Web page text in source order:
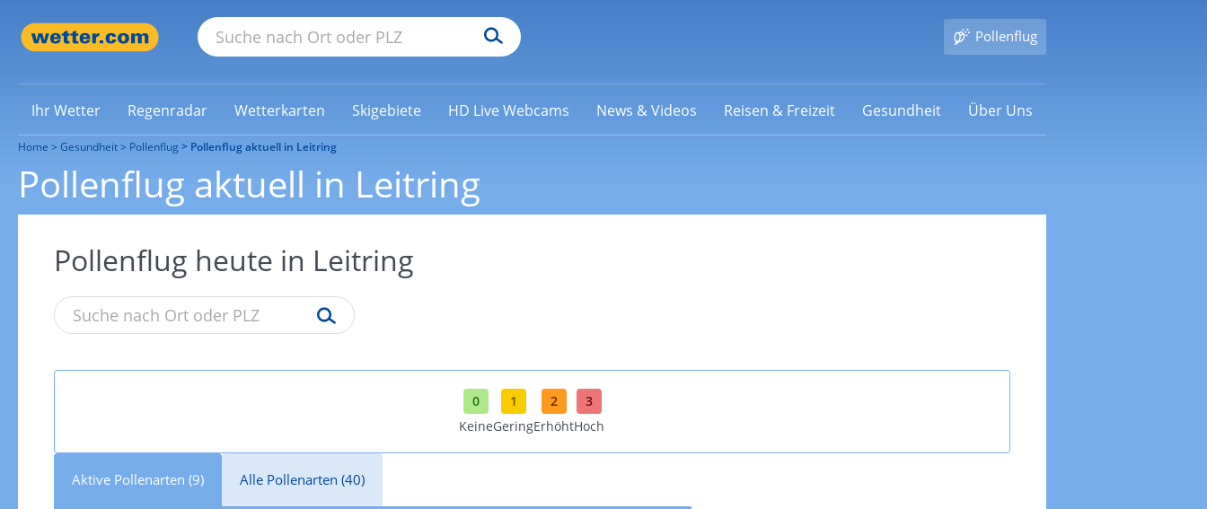
Pollenflug
Ihr Wetter Regenradar Wetterkarten Skigebiete HD Live Webcams News & Videos Reisen & Freizeit Gesundheit Über Uns
Home Gesundheit Pollenflug Pollenflug aktuell in Leitring
Pollenflug aktuell in Leitring
Pollenflug heute in Leitring
0
Keine
1
Gering
2
Erhöht
3
Hoch
Aktive Pollenarten (9) Alle Pollenarten (40)